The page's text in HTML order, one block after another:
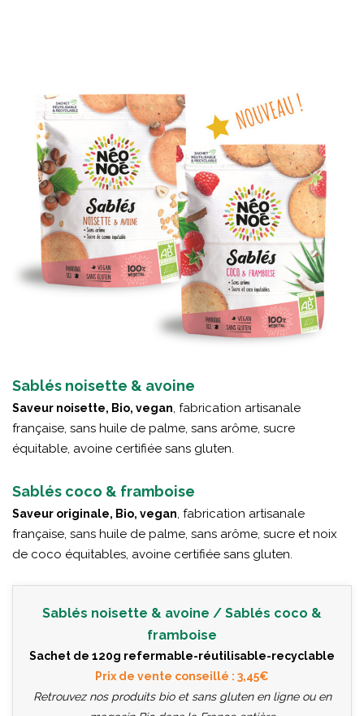
Sablés noisette & avoine
Saveur noisette, Bio, vegan, fabrication artisanale
française, sans huile de palme, sans arôme, sucre
équitable, avoine certifiée sans gluten.
Sablés coco & framboise
Saveur originale, Bio, vegan, fabrication artisanale
française, sans huile de palme, sans arôme, sucre et noix
de coco équitables, avoine certifiée sans gluten.
Sablés noisette & avoine / Sablés coco &
framboise
Sachet de 120g refermable-réutilisable-recyclable
Prix de vente conseillé : 3,45€
Retrouvez nos produits bio et sans gluten en ligne ou en